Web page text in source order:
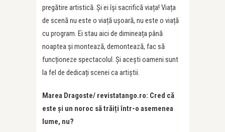
pregătire artistică. Și ei își sacrifică viața! Viața
de scenă nu este o viață ușoară, nu este o viață
cu program. Ei stau aici de dimineața până
noaptea și montează, demontează, fac să
funcționeze spectacolul. Și acești oameni sunt
la fel de dedicați scenei ca artiștii.
Marea Dragoste/ revistatango.ro: Cred că
este și un noroc să trăiți într-o asemenea
lume, nu?